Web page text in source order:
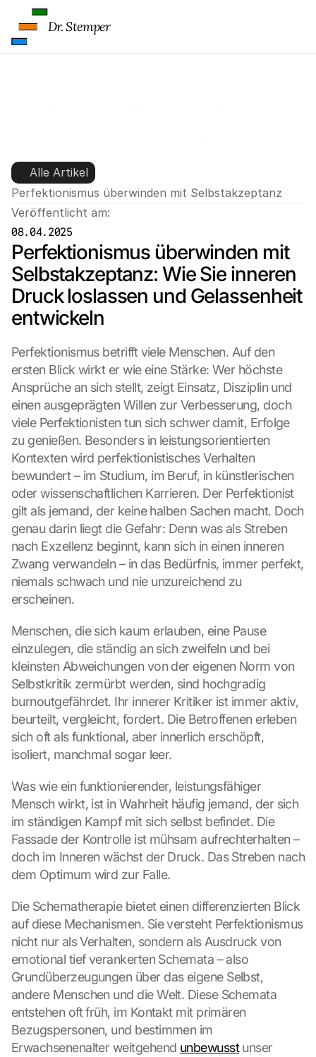
Überwindung
Alle Artikel
Perfektionismus überwinden mit Selbstakzeptanz
Veröffentlicht am:
08.04.2025
Perfektionismus überwinden mit
Selbstakzeptanz: Wie Sie inneren
Druck loslassen und Gelassenheit
entwickeln
Perfektionismus betrifft viele Menschen. Auf den
ersten Blick wirkt er wie eine Stärke: Wer höchste
Ansprüche an sich stellt, zeigt Einsatz, Disziplin und
einen ausgeprägten Willen zur Verbesserung, doch
viele Perfektionisten tun sich schwer damit, Erfolge
zu genießen. Besonders in leistungsorientierten
Kontexten wird perfektionistisches Verhalten
bewundert – im Studium, im Beruf, in künstlerischen
oder wissenschaftlichen Karrieren. Der Perfektionist
gilt als jemand, der keine halben Sachen macht. Doch
genau darin liegt die Gefahr: Denn was als Streben
nach Exzellenz beginnt, kann sich in einen inneren
Zwang verwandeln – in das Bedürfnis, immer perfekt,
niemals schwach und nie unzureichend zu
erscheinen.
Menschen, die sich kaum erlauben, eine Pause
einzulegen, die ständig an sich zweifeln und bei
kleinsten Abweichungen von der eigenen Norm von
Selbstkritik zermürbt werden, sind hochgradig
burnoutgefährdet. Ihr innerer Kritiker ist immer aktiv,
beurteilt, vergleicht, fordert. Die Betroffenen erleben
sich oft als funktional, aber innerlich erschöpft,
isoliert, manchmal sogar leer.
Was wie ein funktionierender, leistungsfähiger
Mensch wirkt, ist in Wahrheit häufig jemand, der sich
im ständigen Kampf mit sich selbst befindet. Die
Fassade der Kontrolle ist mühsam aufrechterhalten –
doch im Inneren wächst der Druck. Das Streben nach
dem Optimum wird zur Falle.
Die Schematherapie bietet einen differenzierten Blick
auf diese Mechanismen. Sie versteht Perfektionismus
nicht nur als Verhalten, sondern als Ausdruck von
emotional tief verankerten Schemata – also
Grundüberzeugungen über das eigene Selbst,
andere Menschen und die Welt. Diese Schemata
entstehen oft früh, im Kontakt mit primären
Bezugspersonen, und bestimmen im
Erwachsenenalter weitgehend unbewusst unser
Dr. Stemper